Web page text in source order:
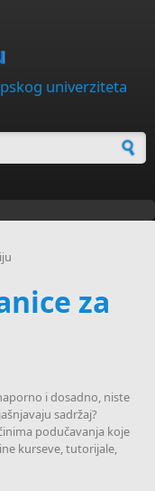
univerziteta
za
i dosadno, niste
sadržaj?
podučavanja koje
kurseve, tutorijale,